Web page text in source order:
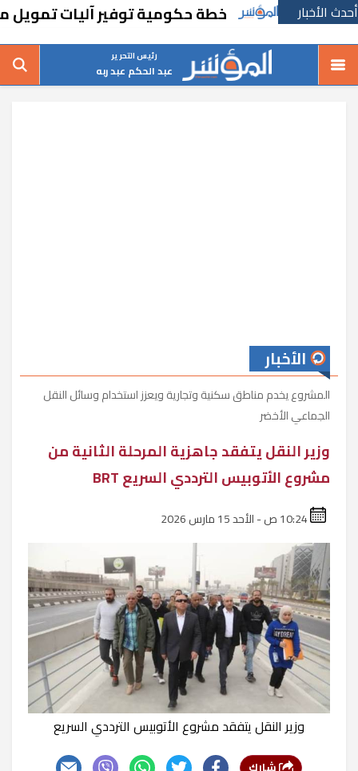
أحدث الأخبار خطة حكومية توفير آليات تمويل مبتكرة
رئيس التحرير
عبد الحكم عبد ربه
الأخبار
المشروع يخدم مناطق سكنية وتجارية ويعزز استخدام وسائل النقل
الجماعي الأخضر
وزير النقل يتفقد جاهزية المرحلة الثانية من
مشروع الأتوبيس الترددي السريع BRT
وزير النقل يتفقد مشروع الأتوبيس الترددي السريع